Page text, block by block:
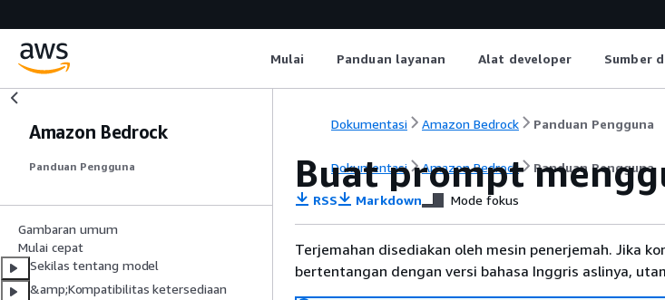
Mulai Panduan layanan Alat developer Sumber
Amazon Bedrock
Panduan Pengguna
Gambaran umum
Mulai cepat
Sekilas tentang model
&amp;Kompatibilitas ketersediaan
Dokumentasi Amazon Bedrock Panduan Pengguna
Dokumentasi Amazon Bedrock Panduan Pengguna
Buat prompt
RSS Markdown Mode fokus
Terjemahan disediakan oleh mesin penerjemah. Jika
bertentangan dengan versi bahasa Inggris aslinya,